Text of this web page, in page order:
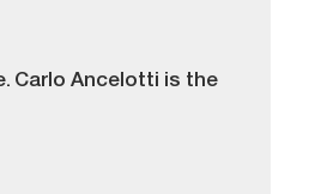
Carlo Ancelotti is the